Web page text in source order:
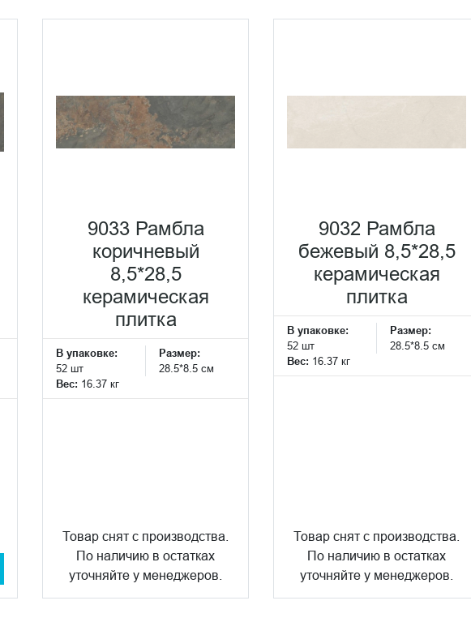
9033 Рамбла
коричневый
8,5*28,5
керамическая
плитка
В упаковке:
52 шт
Размер:
28.5*8.5 см
Вес: 16.37 кг
Товар снят с производства.
По наличию в остатках
уточняйте у менеджеров.
9032 Рамбла
бежевый 8,5*28,5
керамическая
плитка
В упаковке:
52 шт
Размер:
28.5*8.5 см
Вес: 16.37 кг
Товар снят с производства.
По наличию в остатках
уточняйте у менеджеров.